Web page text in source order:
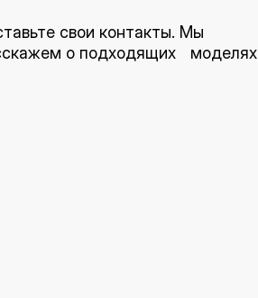
свои контакты. Мы
о подходящих моделях